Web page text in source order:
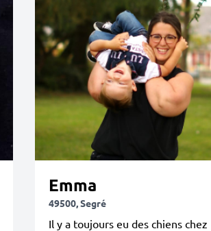
Emma
49500, Segré
Il y a toujours eu des chiens chez